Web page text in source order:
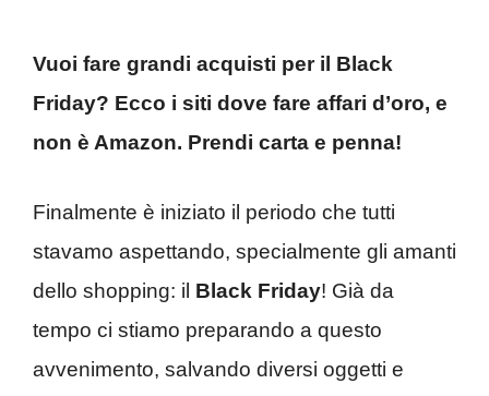
Vuoi fare grandi acquisti per il Black
Friday? Ecco i siti dove fare affari d’oro, e
non è Amazon. Prendi carta e penna!
Finalmente è iniziato il periodo che tutti
stavamo aspettando, specialmente gli amanti
dello shopping: il Black Friday! Già da
tempo ci stiamo preparando a questo
avvenimento, salvando diversi oggetti e